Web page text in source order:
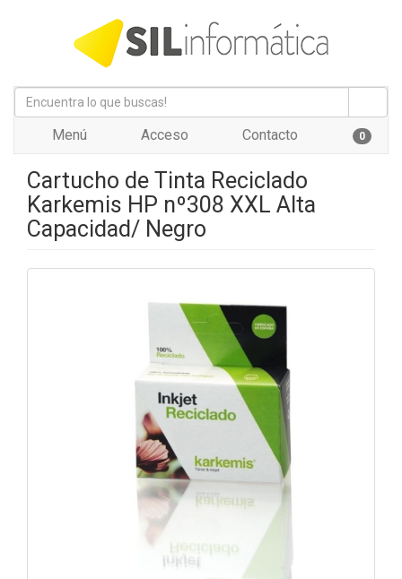
Menú Acceso Contacto 0
Cartucho de Tinta Reciclado
Karkemis HP nº308 XXL Alta
Capacidad/ Negro